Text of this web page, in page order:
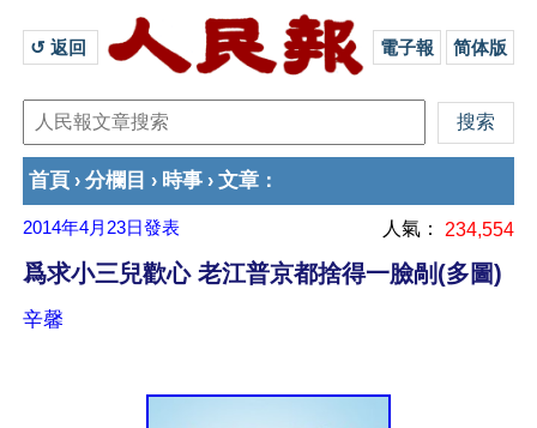
↺ 返回 電子報 简体版
首頁 › 分欄目 › 時事 › 文章 ：
2014年4月23日發表 人氣： 234,554
爲求小三兒歡心 老江普京都捨得一臉剮(多圖)
辛馨